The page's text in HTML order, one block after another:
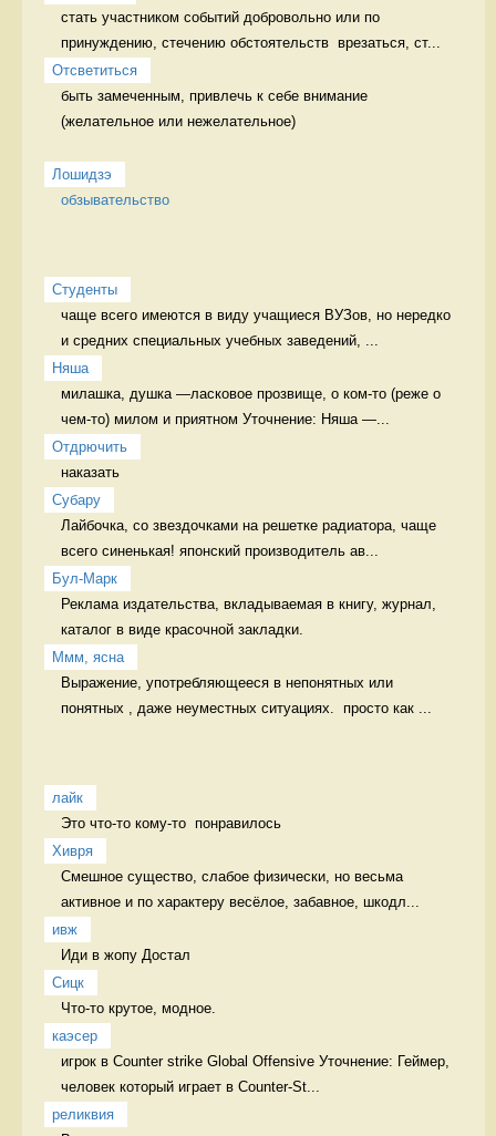
стать участником событий добровольно или по
принуждению, стечению обстоятельств  врезаться, ст...
Отсветиться
быть замеченным, привлечь к себе внимание
(желательное или нежелательное)
Лошидзэ
обзывательство
Студенты
чаще всего имеются в виду учащиеся ВУЗов, но нередко
и средних специальных учебных заведений, ...
Няша
милашка, душка —ласковое прозвище, о ком-то (реже о
чем-то) милом и приятном Уточнение: Няша —...
Отдрючить
наказать
Cубару
Лайбочка, со звездочками на решетке радиатора, чаще
всего синенькая! японский производитель ав...
Бул-Марк
Реклама издательства, вкладываемая в книгу, журнал,
каталог в виде красочной закладки.
Ммм, ясна
Выражение, употребляющееся в непонятных или
понятных , даже неуместных ситуациях.  просто как ...
лайк
Это что-то кому-то  понравилось
Хивря
Смешное существо, слабое физически, но весьма
активное и по характеру весёлое, забавное, шкодл...
ивж
Иди в жопу Достал
Сицк
Что-то крутое, модное.
каэсер
игрок в Counter strike Global Offensive Уточнение: Геймер,
человек который играет в Counter-St...
реликвия